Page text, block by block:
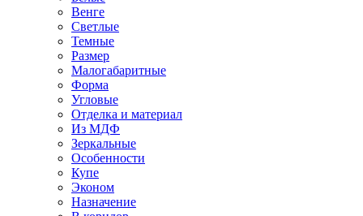
Венге
Светлые
Темные
Размер
Малогабаритные
Форма
Угловые
Отделка и материал
Из МДФ
Зеркальные
Особенности
Купе
Эконом
Назначение